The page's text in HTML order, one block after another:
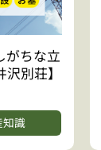
がちな立
別荘】
知識